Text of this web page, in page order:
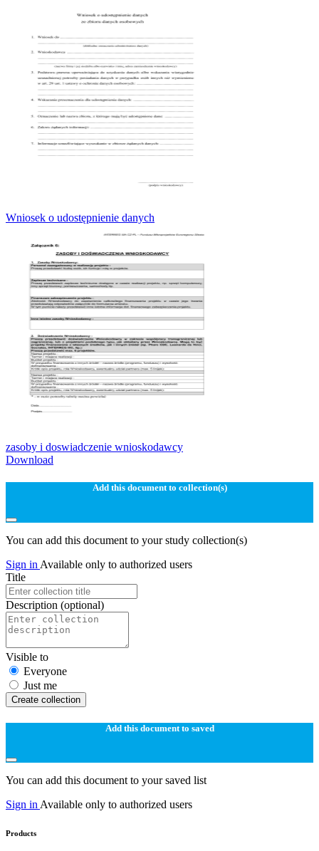
Wniosek o udostępnienie danych
zasoby i doswiadczenie wnioskodawcy
Download
Add this document to collection(s)
You can add this document to your study collection(s)
Sign in Available only to authorized users
Title
Description (optional)
Visible to
Everyone
Just me
Create collection
Add this document to saved
You can add this document to your saved list
Sign in Available only to authorized users
Products